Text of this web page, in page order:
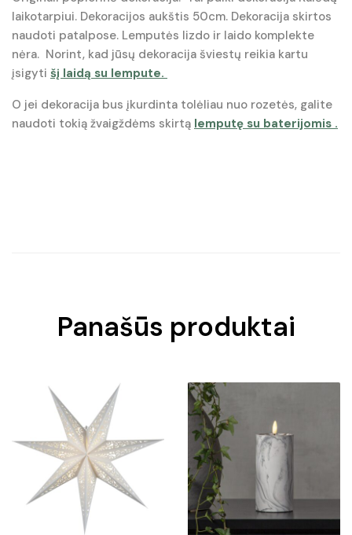
laikotarpiui. Dekoracijos aukštis 50cm. Dekoracija skirtos
naudoti patalpose. Lemputės lizdo ir laido komplekte
nėra. Norint, kad jūsų dekoracija šviestų reikia kartu
įsigyti šį laidą su lempute.
O jei dekoracija bus įkurdinta tolėliau nuo rozetės, galite
naudoti tokią žvaigždėms skirtą lemputę su baterijomis .
Panašūs produktai